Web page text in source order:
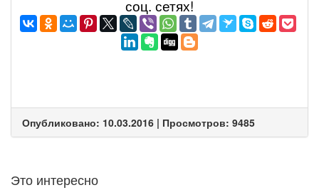
соц. сетях!
Опубликовано: 10.03.2016 | Просмотров: 9485
Это интересно